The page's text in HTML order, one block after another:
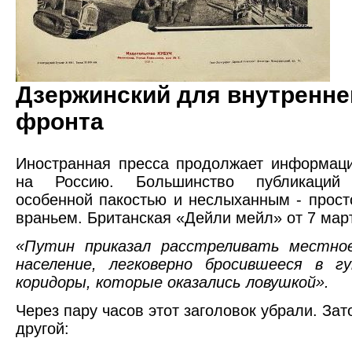
Дзержинский для
фронта
Иностранная пресса продолжает
на Россию. Большинство публикаций
особенной пакостью и неслыханным -
враньем. Британская «Дейли мейл» от 7
«Путин приказал расстреливать
население, легковерно бросившееся в
коридоры, которые оказались ловушкой».
Через пару часов этот заголовок убрали.
другой: